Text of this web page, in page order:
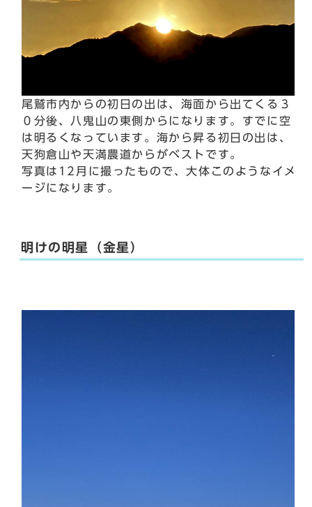
尾鷲市内からの初日の出は、海面から出てくる３
０分後、八鬼山の東側からになります。すでに空
は明るくなっています。海から昇る初日の出は、
天狗倉山や天満農道からがベストです。
写真は12月に撮ったもので、大体このようなイメ
ージになります。
明けの明星（金星）